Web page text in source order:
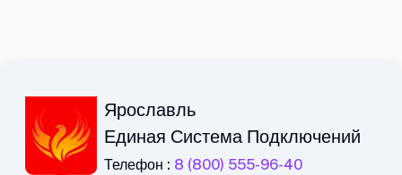
Ярославль
Единая Система Подключений
Телефон : 8 (800) 555-96-40